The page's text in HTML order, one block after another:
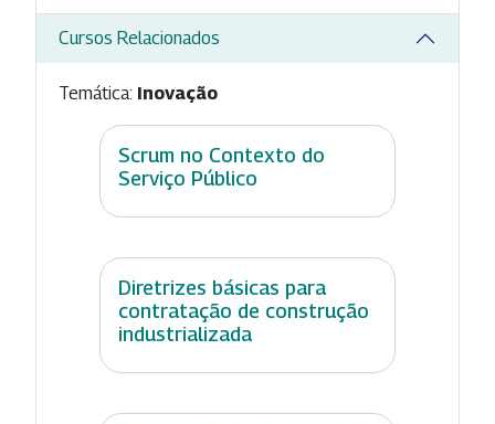
Cursos Relacionados
Temática: Inovação
Scrum no Contexto do
Serviço Público
Diretrizes básicas para
contratação de construção
industrializada